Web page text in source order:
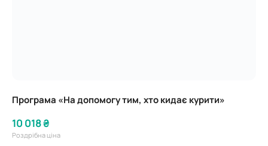
Програма «На допомогу тим, хто кидає курити»
10 018 ₴
Роздрібна ціна